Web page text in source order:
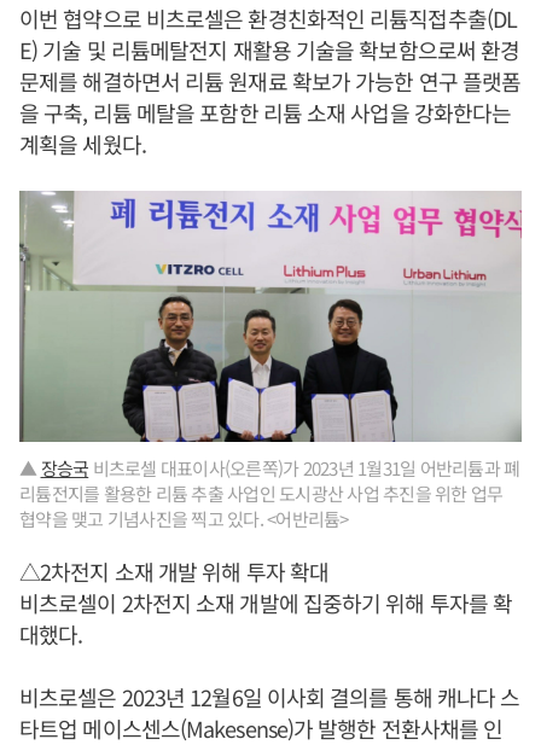
이번 협약으로 비츠로셀은 환경친화적인 리튬직접추출(DL
E) 기술 및 리튬메탈전지 재활용 기술을 확보함으로써 환경
문제를 해결하면서 리튬 원재료 확보가 가능한 연구 플랫폼
을 구축, 리튬 메탈을 포함한 리튬 소재 사업을 강화한다는
계획을 세웠다.
▲ 장승국 비츠로셀 대표이사(오른쪽)가 2023년 1월31일 어반리튬과 폐
리튬전지를 활용한 리튬 추출 사업인 도시광산 사업 추진을 위한 업무
협약을 맺고 기념사진을 찍고 있다. <어반리튬>
△2차전지 소재 개발 위해 투자 확대
비츠로셀이 2차전지 소재 개발에 집중하기 위해 투자를 확
대했다.
비츠로셀은 2023년 12월6일 이사회 결의를 통해 캐나다 스
타트업 메이스센스(Makesense)가 발행한 전환사채를 인